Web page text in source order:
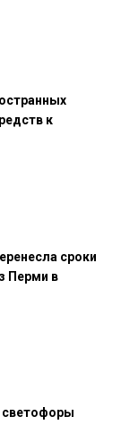
к
сроки
Перми в
светофоры